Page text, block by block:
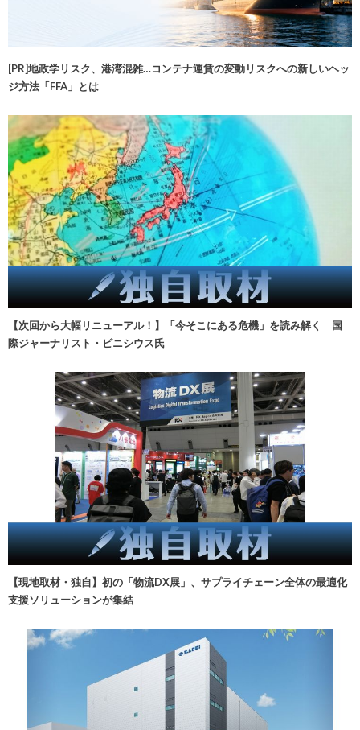
[PR]地政学リスク、港湾混雑…コンテナ運賃の変動リスクへの新しいヘッ
ジ方法「FFA」とは
【次回から大幅リニューアル！】「今そこにある危機」を読み解く 国
際ジャーナリスト・ビニシウス氏
【現地取材・独自】初の「物流DX展」、サプライチェーン全体の最適化
支援ソリューションが集結